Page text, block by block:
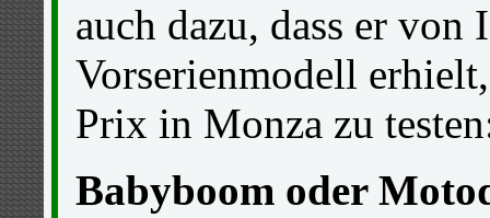
auch dazu, dass er von
Vorserienmodell
Prix in Monza zu
Babyboom oder